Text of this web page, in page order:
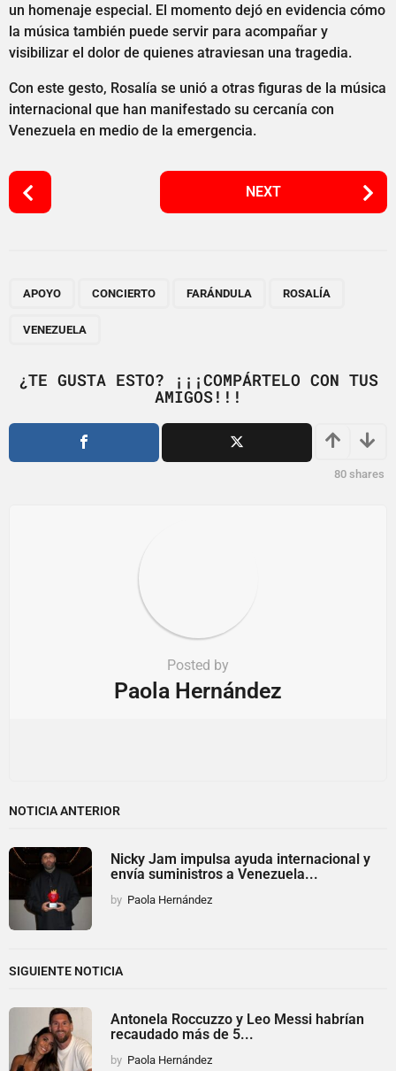
un homenaje especial. El momento dejó en evidencia cómo
la música también puede servir para acompañar y
visibilizar el dolor de quienes atraviesan una tragedia.
Con este gesto, Rosalía se unió a otras figuras de la música
internacional que han manifestado su cercanía con
Venezuela en medio de la emergencia.
P
o
i
o
NEXT
APOYO CONCIERTO FARÁNDULA ROSALÍA
VENEZUELA
¿TE GUSTA ESTO? ¡¡¡COMPÁRTELO CON TUS
AMIGOS!!!
80 shares
Posted by
Paola Hernández
NOTICIA ANTERIOR
Nicky Jam impulsa ayuda internacional y
envía suministros a Venezuela...
by Paola Hernández
SIGUIENTE NOTICIA
Antonela Roccuzzo y Leo Messi habrían
recaudado más de 5...
by Paola Hernández